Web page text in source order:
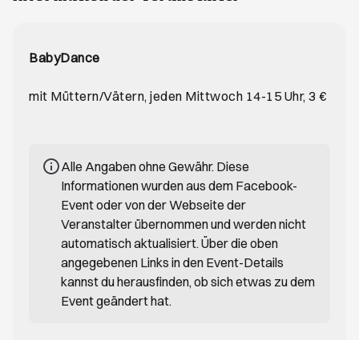
BabyDance
mit Müttern/Vätern, jeden Mittwoch 14-15 Uhr, 3 €
Alle Angaben ohne Gewähr. Diese
Informationen wurden aus dem Facebook-
Event oder von der Webseite der
Veranstalter übernommen und werden nicht
automatisch aktualisiert. Über die oben
angegebenen Links in den Event-Details
kannst du herausfinden, ob sich etwas zu dem
Event geändert hat.